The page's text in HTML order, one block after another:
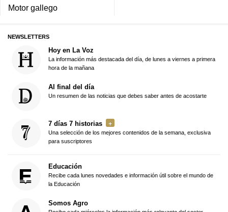
Motor gallego
NEWSLETTERS
Hoy en La Voz
La información más destacada del día, de lunes a viernes a primera
hora de la mañana
Al final del día
Un resumen de las noticias que debes saber antes de acostarte
7 días 7 historias
Una selección de los mejores contenidos de la semana, exclusiva
para suscriptores
Educación
Recibe cada lunes novedades e información útil sobre el mundo de
la Educación
Somos Agro